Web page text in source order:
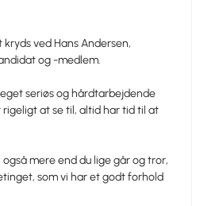
ved Hans Andersen,
og -medlem.
seriøs og hårdtarbejdende
at se til, altid har tid til at
mere end du lige går og tror,
som vi har et godt forhold